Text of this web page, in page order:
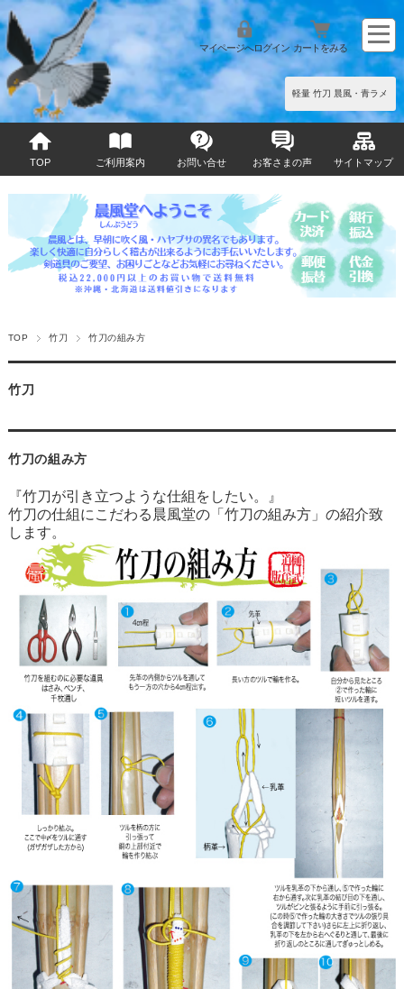
軽量 竹刀 晨風・青ラメ
マイページへログイン カートをみる
TOP ご利用案内 お問い合せ お客さまの声 サイトマップ
TOP 竹刀 竹刀の組み方
竹刀
竹刀の組み方
『竹刀が引き立つような仕組をしたい。』
竹刀の仕組にこだわる晨風堂の「竹刀の組み方」の紹介致
します。